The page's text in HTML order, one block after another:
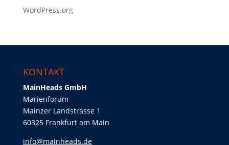
WordPress.org
KONTAKT
MainHeads GmbH
Marienforum
Mainzer Landstrasse 1
60325 Frankfurt am Main
info@mainheads.de